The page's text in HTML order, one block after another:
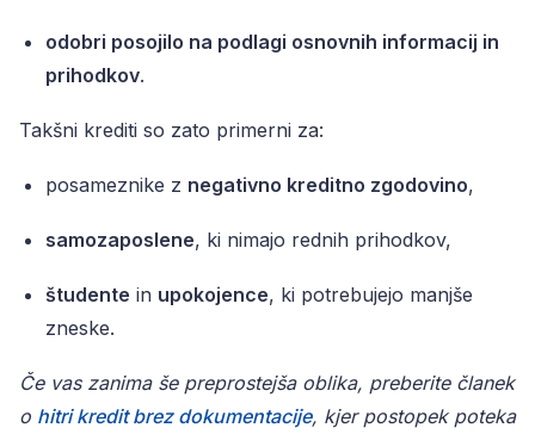
odobri posojilo na podlagi osnovnih informacij in
prihodkov.
Takšni krediti so zato primerni za:
posameznike z negativno kreditno zgodovino,
samozaposlene, ki nimajo rednih prihodkov,
študente in upokojence, ki potrebujejo manjše
zneske.
Če vas zanima še preprostejša oblika, preberite članek
o hitri kredit brez dokumentacije, kjer postopek poteka